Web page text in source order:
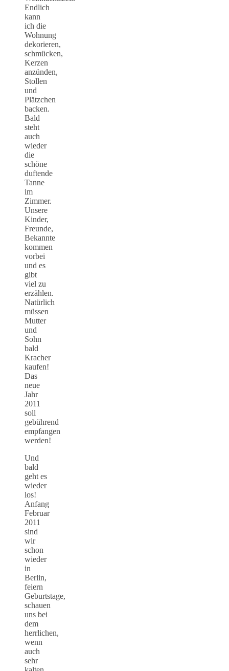
Endlich
kann
ich die
Wohnung
dekorieren,
schmücken,
Kerzen
anzünden,
Stollen
und
Plätzchen
backen.
Bald
steht
auch
wieder
die
schöne
duftende
Tanne
im
Zimmer.
Unsere
Kinder,
Freunde,
Bekannte
kommen
vorbei
und es
gibt
viel zu
erzählen.
Natürlich
müssen
Mutter
und
Sohn
bald
Kracher
kaufen!
Das
neue
Jahr
2011
soll
gebührend
empfangen
werden!
Und
bald
geht es
wieder
los!
Anfang
Februar
2011
sind
wir
schon
wieder
in
Berlin,
feiern
Geburtstage,
schauen
uns bei
dem
herrlichen,
wenn
auch
sehr